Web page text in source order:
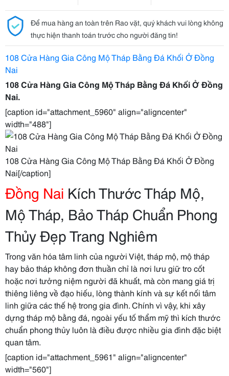
Để mua hàng an toàn trên Rao vặt, quý khách vui lòng không
thực hiện thanh toán trước cho người đăng tin!
108 Cửa Hàng Gia Công Mộ Tháp Bằng Đá Khối Ở Đồng
Nai
108 Cửa Hàng Gia Công Mộ Tháp Bằng Đá Khối Ở Đồng
Nai.
[caption id="attachment_5960" align="aligncenter"
width="488"]
108 Cửa Hàng Gia Công Mộ Tháp Bằng Đá Khối Ở Đồng
Nai[/caption]
Đồng Nai Kích Thước Tháp Mộ,
Mộ Tháp, Bảo Tháp Chuẩn Phong
Thủy Đẹp Trang Nghiêm
Trong văn hóa tâm linh của người Việt, tháp mộ, mộ tháp
hay bảo tháp không đơn thuần chỉ là nơi lưu giữ tro cốt
hoặc nơi tưởng niệm người đã khuất, mà còn mang giá trị
thiêng liêng về đạo hiếu, lòng thành kính và sự kết nối tâm
linh giữa các thế hệ trong gia đình. Chính vì vậy, khi xây
dựng tháp mộ bằng đá, ngoài yếu tố thẩm mỹ thì kích thước
chuẩn phong thủy luôn là điều được nhiều gia đình đặc biệt
quan tâm.
[caption id="attachment_5961" align="aligncenter"
width="560"]